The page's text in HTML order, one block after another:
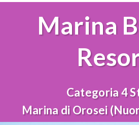
Marina
Categoria 4
Marina di Orosei